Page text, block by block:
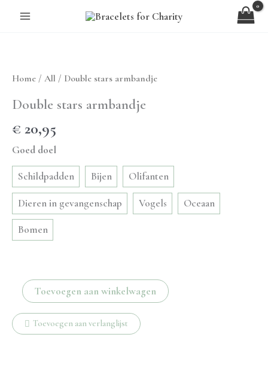
Home / All / Double stars armbandje
Double stars armbandje
€ 20,95
Goed doel
Schildpadden Bijen Olifanten
Dieren in gevangenschap Vogels Oceaan
Bomen
Double
stars
armbandje
aantal
Toevoegen aan winkelwagen
Toevoegen aan verlanglijst